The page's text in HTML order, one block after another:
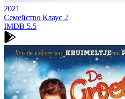
2021
Семейство Клаус 2
IMDB 5.5